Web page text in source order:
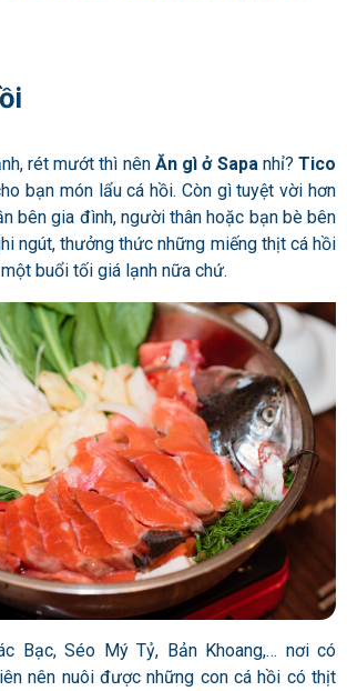
rét mướt thì nênĂn gì ở Sapanhỉ?Tico
bạn món lẩu cá hồi. Còn gì tuyệt vời hơn
bên gia đình, người thân hoặc bạn bè bên
ngút, thưởng thức những miếng thịt cá hồi
buổi tối giá lạnh nữa chứ.
Bạc, Séo Mý Tỷ, Bản Khoang,… nơi có
nên nuôi được những con cá hồi có thịt